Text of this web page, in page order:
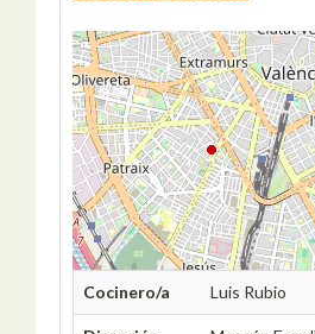
Cocinero/a Luis Rubio